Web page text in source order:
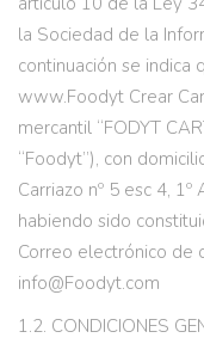
la Sociedad de la
continuación se
www.Foodyt Crear
mercantil “FODYT
“Foodyt”), con
Carriazo nº 5 esc 4,
habiendo sido
Correo electrónico de
info@Foodyt.com
1.2. CONDICIONES